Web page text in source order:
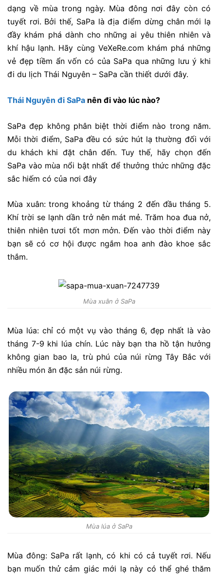
dạng về mùa trong ngày. Mùa đông nơi đây còn có
tuyết rơi. Bởi thế, SaPa là địa điểm dừng chân mới lạ
đầy khám phá dành cho những ai yêu thiên nhiên và
khí hậu lạnh. Hãy cùng VeXeRe.com khám phá những
vẻ đẹp tiềm ẩn vốn có của SaPa qua những lưu ý khi
đi du lịch Thái Nguyên – SaPa cần thiết dưới đây.
Thái Nguyên đi SaPa nên đi vào lúc nào?
SaPa đẹp không phân biệt thời điểm nào trong năm.
Mỗi thời điểm, SaPa đều có sức hút lạ thường đối với
du khách khi đặt chân đến. Tuy thế, hãy chọn đến
SaPa vào mùa nổi bật nhất để thưởng thức những đặc
sắc hiếm có của nơi đây
Mùa xuân: trong khoảng từ tháng 2 đến đầu tháng 5.
Khí trời se lạnh dần trở nên mát mẻ. Trăm hoa đua nở,
thiên nhiên tươi tốt mơn mởn. Đến vào thời điểm này
bạn sẽ có cơ hội được ngắm hoa anh đào khoe sắc
thắm.
Mùa xuân ở SaPa
Mùa lúa: chỉ có một vụ vào tháng 6, đẹp nhất là vào
tháng 7-9 khi lúa chín. Lúc này bạn tha hồ tận hưởng
không gian bao la, trù phú của núi rừng Tây Bắc với
nhiều món ăn đặc sản núi rừng.
Mùa lúa ở SaPa
Mùa đông: SaPa rất lạnh, có khi có cả tuyết rơi. Nếu
bạn muốn thử cảm giác mới lạ này có thể ghé thăm